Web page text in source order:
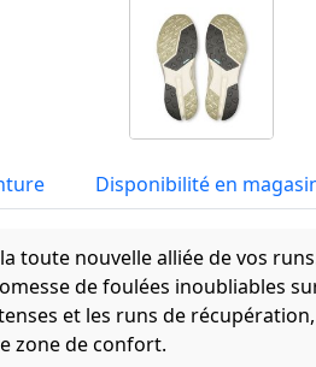
Disponibilité en
toute nouvelle alliée de vos
de foulées inoubliables
et les runs de
zone de confort.